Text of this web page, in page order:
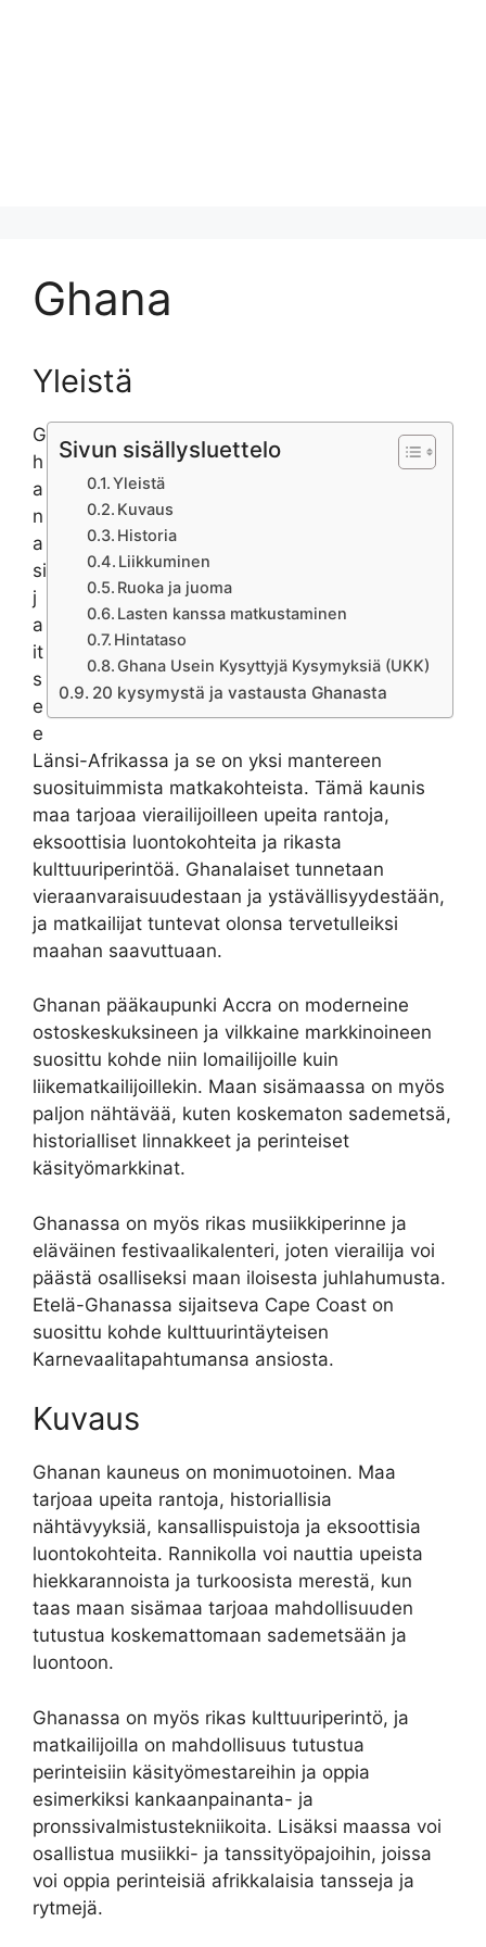
Ghana
Yleistä
Sivun sisällysluettelo
Yleistä
Kuvaus
Historia
Liikkuminen
Ruoka ja juoma
Lasten kanssa matkustaminen
Hintataso
Ghana Usein Kysyttyjä Kysymyksiä (UKK)
20 kysymystä ja vastausta Ghanasta
G
h
a
n
a
si
j
a
it
s
e
e
Länsi-Afrikassa ja se on yksi mantereen
suosituimmista matkakohteista. Tämä kaunis
maa tarjoaa vierailijoilleen upeita rantoja,
eksoottisia luontokohteita ja rikasta
kulttuuriperintöä. Ghanalaiset tunnetaan
vieraanvaraisuudestaan ja ystävällisyydestään,
ja matkailijat tuntevat olonsa tervetulleiksi
maahan saavuttuaan.
Ghanan pääkaupunki Accra on moderneine
ostoskeskuksineen ja vilkkaine markkinoineen
suosittu kohde niin lomailijoille kuin
liikematkailijoillekin. Maan sisämaassa on myös
paljon nähtävää, kuten koskematon sademetsä,
historialliset linnakkeet ja perinteiset
käsityömarkkinat.
Ghanassa on myös rikas musiikkiperinne ja
eläväinen festivaalikalenteri, joten vierailija voi
päästä osalliseksi maan iloisesta juhlahumusta.
Etelä-Ghanassa sijaitseva Cape Coast on
suosittu kohde kulttuurintäyteisen
Karnevaalitapahtumansa ansiosta.
Kuvaus
Ghanan kauneus on monimuotoinen. Maa
tarjoaa upeita rantoja, historiallisia
nähtävyyksiä, kansallispuistoja ja eksoottisia
luontokohteita. Rannikolla voi nauttia upeista
hiekkarannoista ja turkoosista merestä, kun
taas maan sisämaa tarjoaa mahdollisuuden
tutustua koskemattomaan sademetsään ja
luontoon.
Ghanassa on myös rikas kulttuuriperintö, ja
matkailijoilla on mahdollisuus tutustua
perinteisiin käsityömestareihin ja oppia
esimerkiksi kankaanpainanta- ja
pronssivalmistustekniikoita. Lisäksi maassa voi
osallistua musiikki- ja tanssityöpajoihin, joissa
voi oppia perinteisiä afrikkalaisia tansseja ja
rytmejä.